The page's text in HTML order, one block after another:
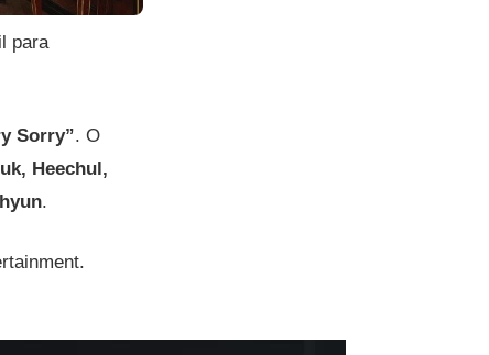
para
Sorry”. O
Heechul,
.